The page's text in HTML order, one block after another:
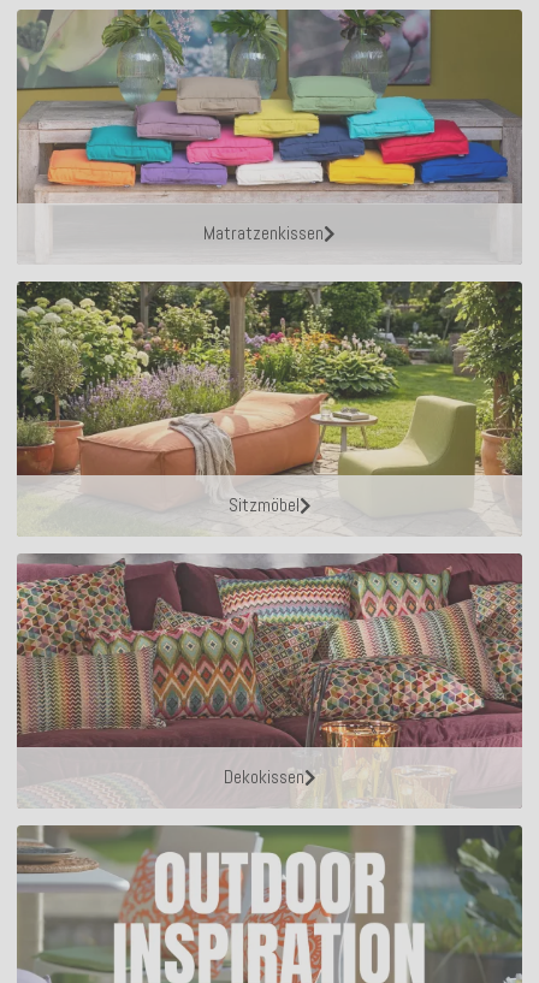
Matratzenkissen
Sitzmöbel
Dekokissen